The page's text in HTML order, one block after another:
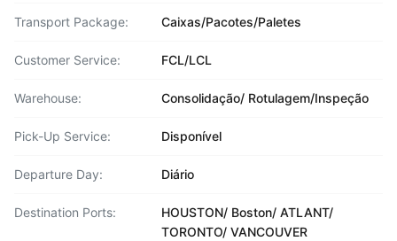
Transport Package: Caixas/Pacotes/Paletes
Customer Service: FCL/LCL
Warehouse: Consolidação/ Rotulagem/Inspeção
Pick-Up Service: Disponível
Departure Day: Diário
Destination Ports:
HOUSTON/ Boston/ ATLANT/
TORONTO/ VANCOUVER